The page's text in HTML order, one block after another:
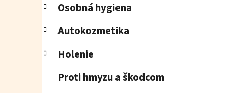
Osobná hygiena
Autokozmetika
Holenie
Proti hmyzu a škodcom